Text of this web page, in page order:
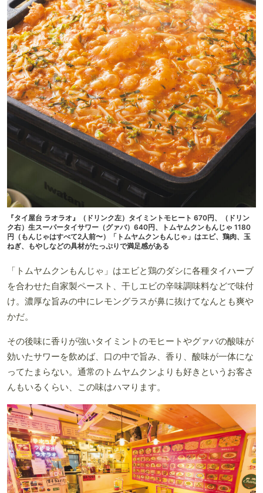
『タイ屋台 ラオラオ』（ドリンク左）タイミントモヒート 670円、（ドリン
ク右）生スーパータイサワー（グァバ）640円、トムヤムクンもんじゃ 1180
円（もんじゃはすべて2人前〜）「トムヤムクンもんじゃ」はエビ、鶏肉、玉
ねぎ、もやしなどの具材がたっぷりで満足感がある
「トムヤムクンもんじゃ」はエビと鶏のダシに各種タイハーブ
を合わせた自家製ペースト、干しエビの辛味調味料などで味付
け。濃厚な旨みの中にレモングラスが鼻に抜けてなんとも爽や
かだ。
その後味に香りが強いタイミントのモヒートやグァバの酸味が
効いたサワーを飲めば、口の中で旨み、香り、酸味が一体にな
ってたまらない。通常のトムヤムクンよりも好きというお客さ
んもいるくらい、この味はハマります。